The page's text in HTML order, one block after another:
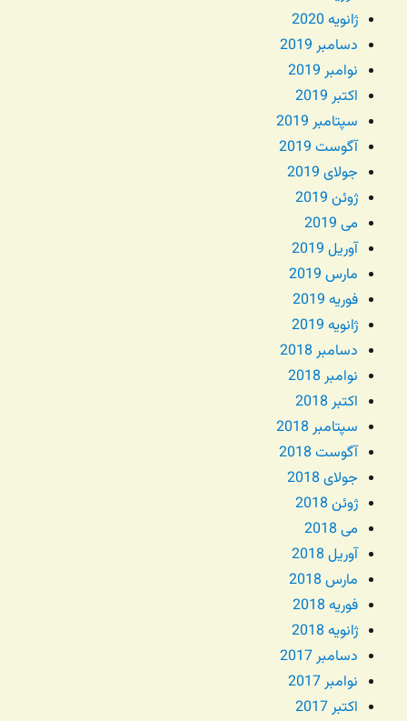
ژانویه 2020
دسامبر 2019
نوامبر 2019
اکتبر 2019
سپتامبر 2019
آگوست 2019
جولای 2019
ژوئن 2019
می 2019
آوریل 2019
مارس 2019
فوریه 2019
ژانویه 2019
دسامبر 2018
نوامبر 2018
اکتبر 2018
سپتامبر 2018
آگوست 2018
جولای 2018
ژوئن 2018
می 2018
آوریل 2018
مارس 2018
فوریه 2018
ژانویه 2018
دسامبر 2017
نوامبر 2017
اکتبر 2017